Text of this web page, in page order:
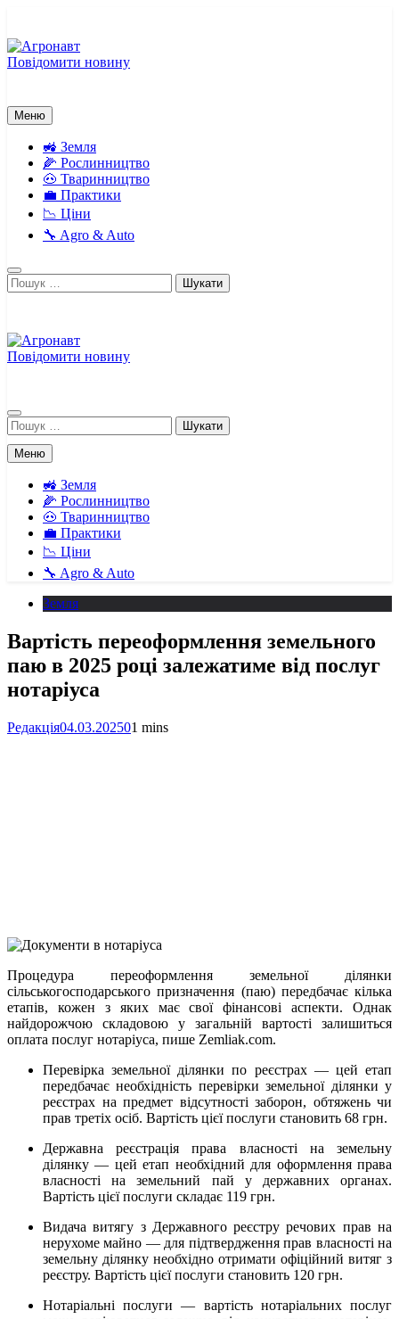
вмісту
Повідомити новину
Меню
🚜 Земля
🌽 Рослинництво
🐽 Тваринництво
💼 Практики
📉 Ціни
🔧 Agro & Auto
Пошук:
Повідомити новину
Пошук:
Меню
🚜 Земля
🌽 Рослинництво
🐽 Тваринництво
💼 Практики
📉 Ціни
🔧 Agro & Auto
Земля
Вартість переоформлення земельного
паю в 2025 році залежатиме від послуг
нотаріуса
Редакція04.03.202501 mins
Link
Print
Процедура переоформлення земельної ділянки
сільськогосподарського призначення (паю) передбачає кілька
етапів, кожен з яких має свої фінансові аспекти. Однак
найдорожчою складовою у загальній вартості залишиться
оплата послуг нотаріуса, пише Zemliak.com.
Перевірка земельної ділянки по реєстрах — цей етап
передбачає необхідність перевірки земельної ділянки у
реєстрах на предмет відсутності заборон, обтяжень чи
прав третіх осіб. Вартість цієї послуги становить 68 грн.
Державна реєстрація права власності на земельну
ділянку — цей етап необхідний для оформлення права
власності на земельний пай у державних органах.
Вартість цієї послуги складає 119 грн.
Видача витягу з Державного реєстру речових прав на
нерухоме майно — для підтвердження прав власності на
земельну ділянку необхідно отримати офіційний витяг з
реєстру. Вартість цієї послуги становить 120 грн.
Нотаріальні послуги — вартість нотаріальних послуг